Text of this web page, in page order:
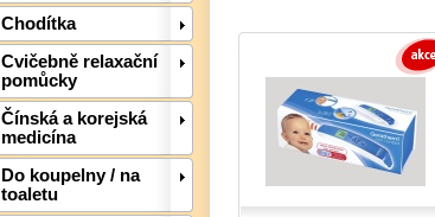
Chodítka
Cvičebně relaxační
pomůcky
Čínská a korejská
medicína
Do koupelny / na
toaletu